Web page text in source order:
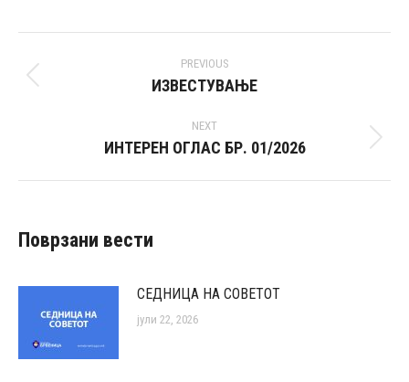
navigation
PREVIOUS
Previous
ИЗВЕСТУВАЊЕ
NEXT
Next
ИНТЕРЕН ОГЛАС БР. 01/2026
Поврзани вести
СЕДНИЦА НА СОВЕТОТ
јули 22, 2026